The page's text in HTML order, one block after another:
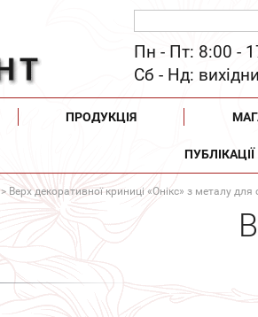
Пн - Пт: 8:00 -
Сб - Нд:
ПРОДУКЦІЯ
ПУБЛІКАЦІЇ
> Верх декоративної криниці «Онікс» з металу для